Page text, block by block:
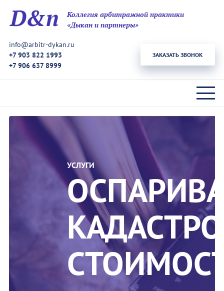
Коллегия арбитражной практики
«Дыкан и партнеры»
info@arbitr-dykan.ru
+7 903 822 1993
+7 906 637 8999
ЗАКАЗАТЬ ЗВОНОК
УСЛУГИ